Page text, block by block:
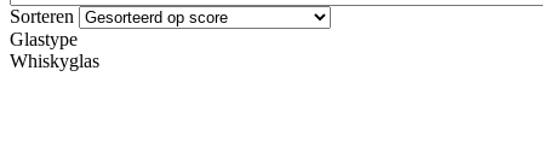
Sorteren
Glastype
Whiskyglas